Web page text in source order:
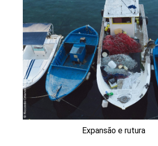
Expansão e rutura